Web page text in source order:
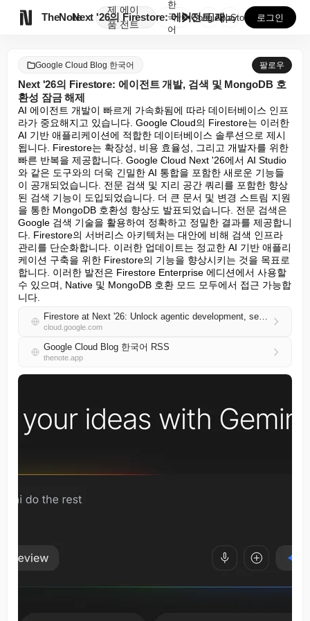
TheNote
제
품
에이
전트
Next '26의 Firestore: 에이전트 개발, ...
한
국
어
GooglePlay
AppStore 로그인
Google Cloud Blog 한국어 팔로우
Next '26의 Firestore: 에이전트 개발, 검색 및 MongoDB 호
환성 잠금 해제
AI 에이전트 개발이 빠르게 가속화됨에 따라 데이터베이스 인프
라가 중요해지고 있습니다. Google Cloud의 Firestore는 이러한
AI 기반 애플리케이션에 적합한 데이터베이스 솔루션으로 제시
됩니다. Firestore는 확장성, 비용 효율성, 그리고 개발자를 위한
빠른 반복을 제공합니다. Google Cloud Next '26에서 AI Studio
와 같은 도구와의 더욱 긴밀한 AI 통합을 포함한 새로운 기능들
이 공개되었습니다. 전문 검색 및 지리 공간 쿼리를 포함한 향상
된 검색 기능이 도입되었습니다. 더 큰 문서 및 변경 스트림 지원
을 통한 MongoDB 호환성 향상도 발표되었습니다. 전문 검색은
Google 검색 기술을 활용하여 정확하고 정밀한 결과를 제공합니
다. Firestore의 서버리스 아키텍처는 대안에 비해 검색 인프라
관리를 단순화합니다. 이러한 업데이트는 정교한 AI 기반 애플리
케이션 구축을 위한 Firestore의 기능을 향상시키는 것을 목표로
합니다. 이러한 발전은 Firestore Enterprise 에디션에서 사용할
수 있으며, Native 및 MongoDB 호환 모드 모두에서 접근 가능합
니다.
Firestore at Next '26: Unlock agentic development, search and MongoDB compatibility
cloud.google.com
Google Cloud Blog 한국어 RSS
thenote.app